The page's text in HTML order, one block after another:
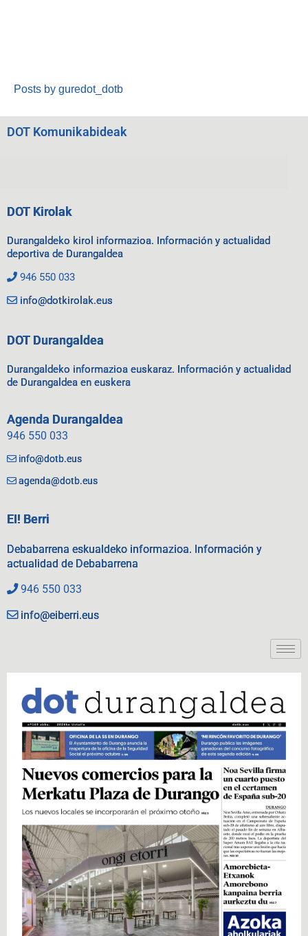
Posts by guredot_dotb
DOT Komunikabideak
DOT Kirolak
Durangaldeko kirol informazioa. Información y actualidad
deportiva de Durangaldea
946 550 033
info@dotkirolak.eus
DOT Durangaldea
Durangaldeko informazioa euskaraz. Información y actualidad
de Durangaldea en euskera
Agenda Durangaldea
946 550 033
info@dotb.eus
agenda@dotb.eus
EI! Berri
Debabarrena eskualdeko informazioa. Información y
actualidad de Debabarrena
946 550 033
info@eiberri.eus